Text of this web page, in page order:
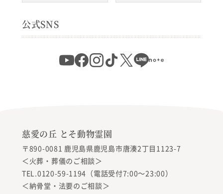
公式SNS
慈愛の丘 とそ動物霊園
〒890-0081 鹿児島県鹿児島市唐湊2丁目1123-7
＜火葬・葬儀のご相談＞
TEL.0120-59-1194（電話受付7:00〜23:00）
＜納骨堂・法要のご相談＞